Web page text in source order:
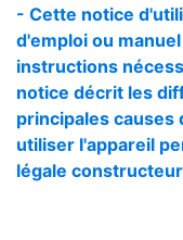
- Cette notice
d'emploi ou
instructions
notice décrit les
principales causes
utiliser l'appareil
légale